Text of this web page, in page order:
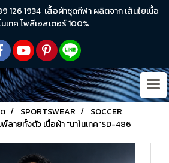
126 1934 เสื้อผ้าชุดกีฬา ผลิตจาก เส้นใยเนื้อ
นเทค โพลีเอสเตอร์ 100%
SPORTSWEAR
SOCCER
ายทั้งตัว เนื้อผ้า "นาโนเทค"SD-486